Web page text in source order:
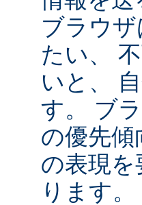
ブラウ
たい、
いと、
す。 ブ
の優先
の表現
ります。